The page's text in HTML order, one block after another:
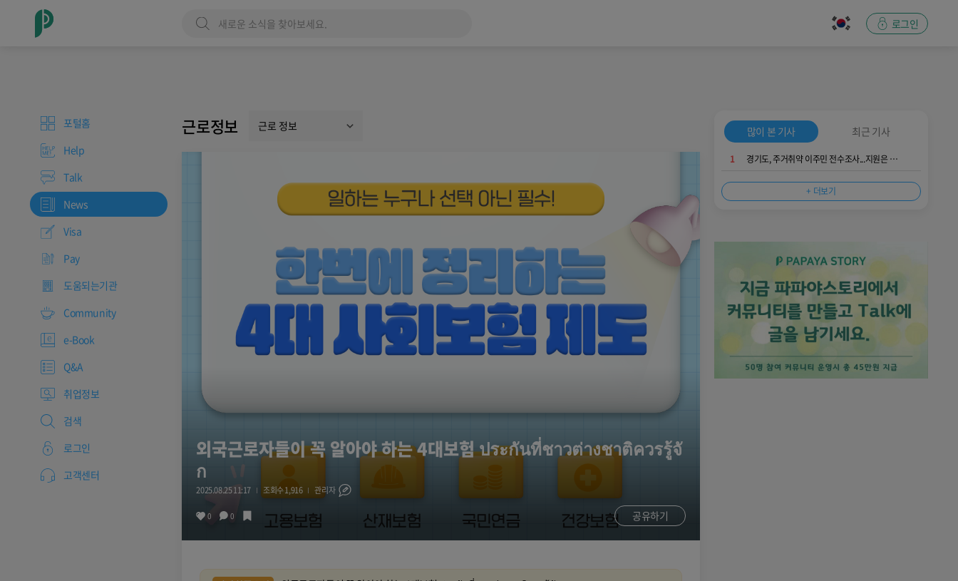
로그인
포털홈
Help
Talk
News
Visa
Pay
도움되는기관
Community
e-Book
Q&A
취업정보
검색
로그인
고객센터
근로정보 근로 정보
외국근로자들이 꼭 알아야 하는 4대보험 ประกันที่ชาวต่างชาติควรรู้จั
ก
2025.08.25 11:17 조회수 1,916 관리자
0 0 공유하기
많이 본 기사 최근 기사
1 경기도, 주거취약 이주민 전수조사...지원은 두텁게, 불법은 엄정하게
+ 더보기